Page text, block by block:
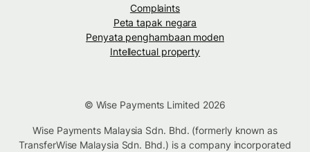
Complaints
Peta tapak negara
Penyata penghambaan moden
Intellectual property
© Wise Payments Limited 2026
Wise Payments Malaysia Sdn. Bhd. (formerly known as
TransferWise Malaysia Sdn. Bhd.) is a company incorporated